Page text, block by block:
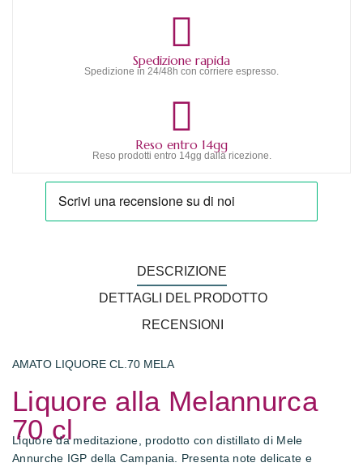
Spedizione rapida
Spedizione in 24/48h con corriere espresso.
Reso entro 14gg
Reso prodotti entro 14gg dalla ricezione.
DESCRIZIONE
DETTAGLI DEL PRODOTTO
RECENSIONI
AMATO LIQUORE CL.70 MELA
Liquore alla Melannurca
70 cl
Liquore da meditazione, prodotto con distillato di Mele
Annurche IGP della Campania. Presenta note delicate e